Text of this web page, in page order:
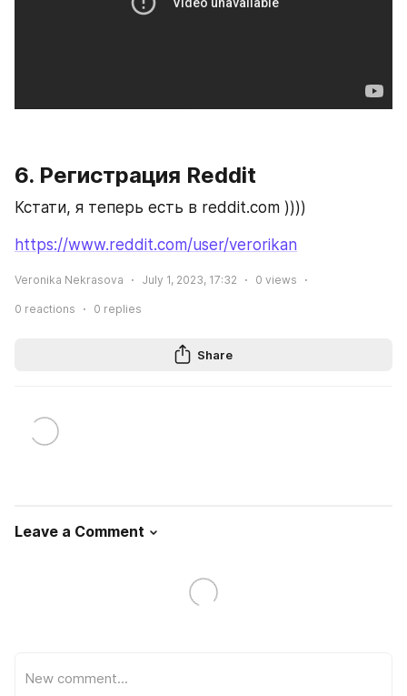
6. Регистрация Reddit
Кстати, я теперь есть в reddit.com ))))
https://www.reddit.com/user/verorikan
Veronika Nekrasova July 1, 2023, 17:32 0 views
0 reactions 0 replies
Share
Leave a Comment